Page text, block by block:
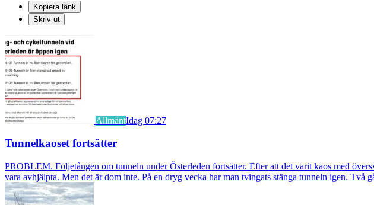
Kopiera länk
Skriv ut
AllmäntIdag 07:27
Tunnelkaoset fortsätter
PROBLEM. Följetången om tunneln under Österleden fortsätter. Efter att det varit kaos med
vara avhjälpta. Men det är dom inte. På en dryg vecka har man tvingats stänga tunneln igen. Två